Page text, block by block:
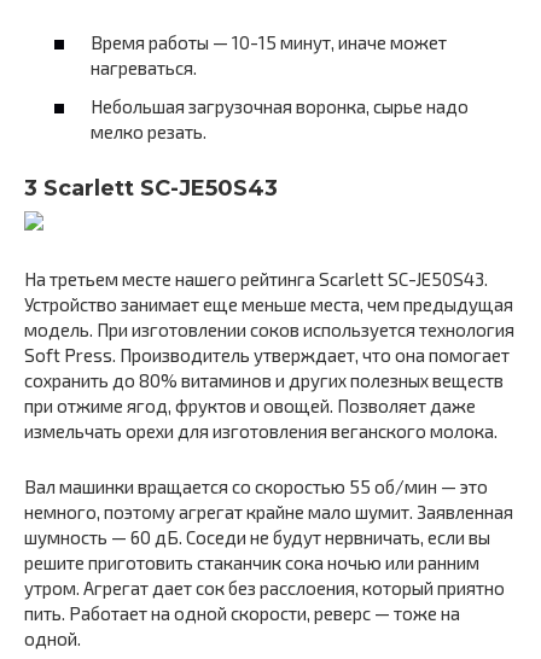
Время работы — 10-15 минут, иначе может
нагреваться.
Небольшая загрузочная воронка, сырье надо
мелко резать.
3 Scarlett SC-JE50S43
На третьем месте нашего рейтинга Scarlett SC-JE50S43.
Устройство занимает еще меньше места, чем предыдущая
модель. При изготовлении соков используется технология
Soft Press. Производитель утверждает, что она помогает
сохранить до 80% витаминов и других полезных веществ
при отжиме ягод, фруктов и овощей. Позволяет даже
измельчать орехи для изготовления веганского молока.
Вал машинки вращается со скоростью 55 об/мин — это
немного, поэтому агрегат крайне мало шумит. Заявленная
шумность — 60 дБ. Соседи не будут нервничать, если вы
решите приготовить стаканчик сока ночью или ранним
утром. Агрегат дает сок без расслоения, который приятно
пить. Работает на одной скорости, реверс — тоже на
одной.